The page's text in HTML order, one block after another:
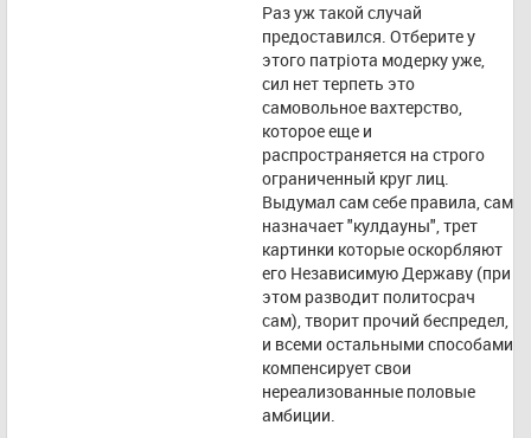
Раз уж такой случай
предоставился. Отберите у
этого патрiота модерку уже,
сил нет терпеть это
самовольное вахтерство,
которое еще и
распространяется на строго
ограниченный круг лиц.
Выдумал сам себе правила, сам
назначает "кулдауны", трет
картинки которые оскорбляют
его Независимую Державу (при
этом разводит политосрач
сам), творит прочий беспредел,
и всеми остальными способами
компенсирует свои
нереализованные половые
амбиции.